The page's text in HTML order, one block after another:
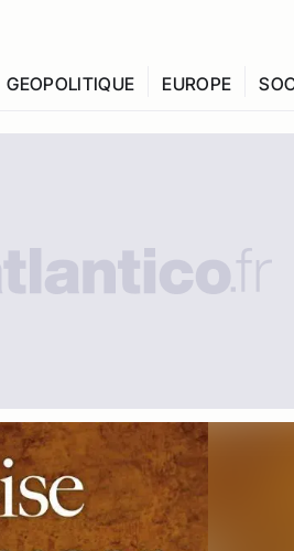
GEOPOLITIQUE EUROPE